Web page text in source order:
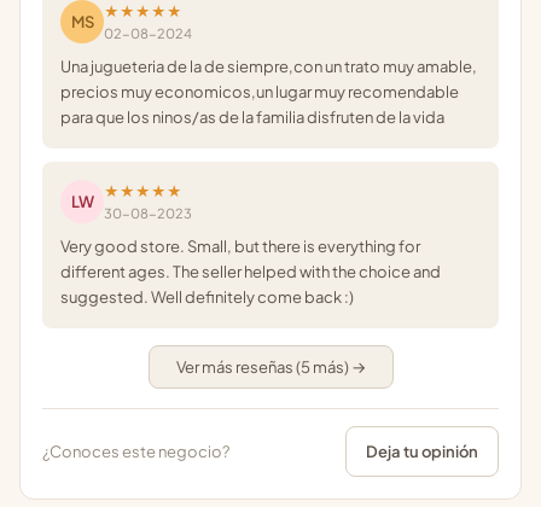
MS
★★★★★
02-08-2024
Una jugueteria de la de siempre,con un trato muy amable,
precios muy economicos,un lugar muy recomendable
para que los ninos/as de la familia disfruten de la vida
LW
★★★★★
30-08-2023
Very good store. Small, but there is everything for
different ages. The seller helped with the choice and
suggested. Well definitely come back :)
Ver más reseñas (5 más) →
¿Conoces este negocio? Deja tu opinión